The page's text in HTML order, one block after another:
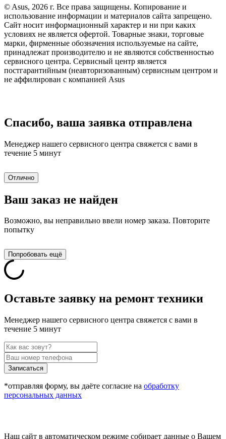
© Asus, 2026 г. Все права защищены. Копирование и
использование информации и материалов сайта запрещено.
Сайт носит информационный характер и ни при каких
условиях не является офертой. Товарные знаки, торговые
марки, фирменные обозначения используемые на сайте,
принадлежат производителю и не являются собственностью
сервисного центра. Сервисный центр является
постгарантийным (неавторизованным) сервисным центром и
не аффилирован с компанией Asus
Спасибо, ваша заявка отправлена
Менеджер нашего сервисного центра свяжется с вами в
течение 5 минут
Отлично
Ваш заказ не найден
Возможно, вы неправильно ввели номер заказа. Повторите
попытку
Попробовать ещё
Оставьте заявку на ремонт техники
Менеджер нашего сервисного центра свяжется с вами в
течение 5 минут
Записаться
*отправляя форму, вы даёте согласие на обработку
персональных данных
Наш сайт в автоматическом режиме собирает данные о Вашем